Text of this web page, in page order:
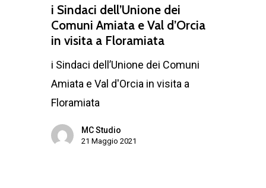
i Sindaci dell’Unione dei
Comuni Amiata e Val d’Orcia
in visita a Floramiata
i Sindaci dell’Unione dei Comuni
Amiata e Val d'Orcia in visita a
Floramiata
MC Studio
21 Maggio 2021